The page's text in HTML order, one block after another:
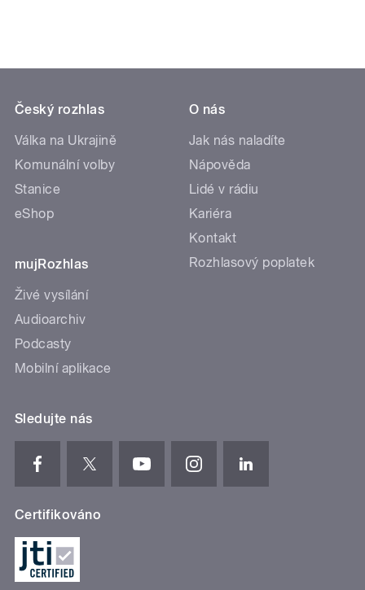
Český rozhlas
Válka na Ukrajině
Komunální volby
Stanice
eShop
mujRozhlas
Živé vysílání
Audioarchiv
Podcasty
Mobilní aplikace
O nás
Jak nás naladíte
Nápověda
Lidé v rádiu
Kariéra
Kontakt
Rozhlasový poplatek
Sledujte nás
Certifikováno